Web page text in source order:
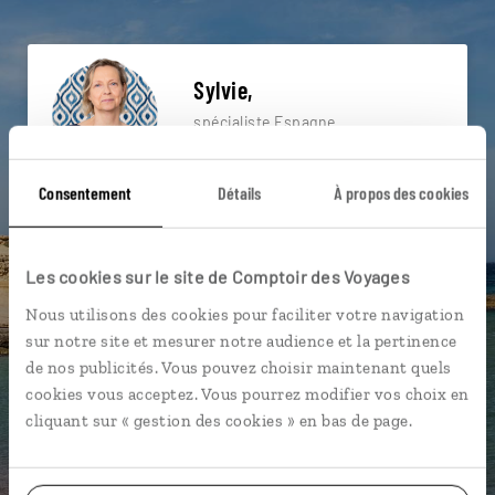
Consentement Détails À propos des cookies
Les cookies sur le site de Comptoir des Voyages
Nous utilisons des cookies pour faciliter votre navigation
sur notre site et mesurer notre audience et la pertinence
de nos publicités. Vous pouvez choisir maintenant quels
cookies vous acceptez. Vous pourrez modifier vos choix en
cliquant sur « gestion des cookies » en bas de page.
Sylvie,
spécialiste Espagne
Suivez vos envies et demandez conseils à nos
spécialistes
Ils sauront organiser votre itinéraire au plus
Échangez en face à face ou depuis nos studios
connectés en agence, mais aussi par email ou
téléphone.
Vous gardez le même interlocuteur avant,